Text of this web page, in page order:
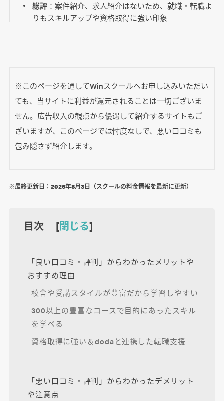
総評 ：案件紹介、求人紹介はないため、就職・転職よ
りもスキルアップや資格取得に強い印象
※このページを通してWinスクールへお申し込みいただい
ても、当サイトに利益が還元されることは一切ございま
せん。広告収入の観点から優遇して紹介するサイトもご
ざいますが、このページでは忖度なしで、悪い口コミも
包み隠さず紹介します。
※最終更新日： 2026年8月3日 （スクールの料金情報を最新に更新）
目次 [閉じる]
「良い口コミ・評判」からわかったメリットや
おすすめ理由
校舎や受講スタイルが豊富だから学習しやすい
300以上の豊富なコースで目的にあったスキル
を学べる
資格取得に強い＆dodaと連携した転職支援
「悪い口コミ・評判」からわかったデメリット
や注意点